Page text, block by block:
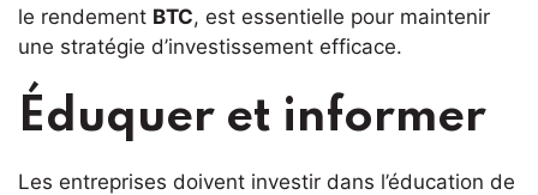
le rendement BTC, est essentielle pour maintenir
une stratégie d’investissement efficace.
Éduquer et informer
Les entreprises doivent investir dans l’éducation de